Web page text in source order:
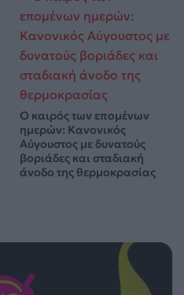
Ο καιρός των επομένων
ημερών: Κανονικός
Αύγουστος με δυνατούς
βοριάδες και σταδιακή
άνοδο της θερμοκρασίας